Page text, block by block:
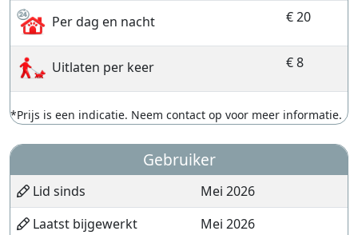
Per dag en nacht € 20
Uitlaten per keer € 8
*Prijs is een indicatie. Neem contact op voor meer informatie.
Gebruiker
Lid sinds
Mei 2026
Laatst bijgewerkt
Mei 2026